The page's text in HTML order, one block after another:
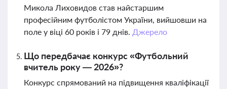
Микола Лиховидов став найстаршим
професійним футболістом України, вийшовши на
поле у віці 60 років і 79 днів. Джерело
Що передбачає конкурс «Футбольний
вчитель року — 2026»?
Конкурс спрямований на підвищення кваліфікації